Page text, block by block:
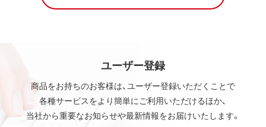
ユーザー登録
商品をお持ちのお客様は、ユーザー登録いただくことで
各種サービスをより簡単にご利用いただけるほか、
当社から重要なお知らせや最新情報をお届けいたします。